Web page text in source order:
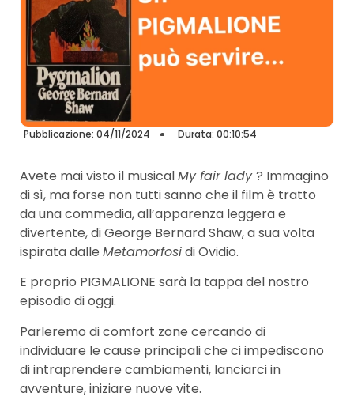
Pubblicazione: 04/11/2024 Durata: 00:10:54
Avete mai visto il musicalMy fair lady? Immagino
di sì, ma forse non tutti sanno che il film è tratto
da una commedia, all’apparenza leggera e
divertente, di George Bernard Shaw, a sua volta
ispirata dalle Metamorfosidi Ovidio.
E proprio PIGMALIONE sarà la tappa del nostro
episodio di oggi.
Parleremo di comfort zone cercando di
individuare le cause principali che ci impediscono
di intraprendere cambiamenti, lanciarci in
avventure, iniziare nuove vite.